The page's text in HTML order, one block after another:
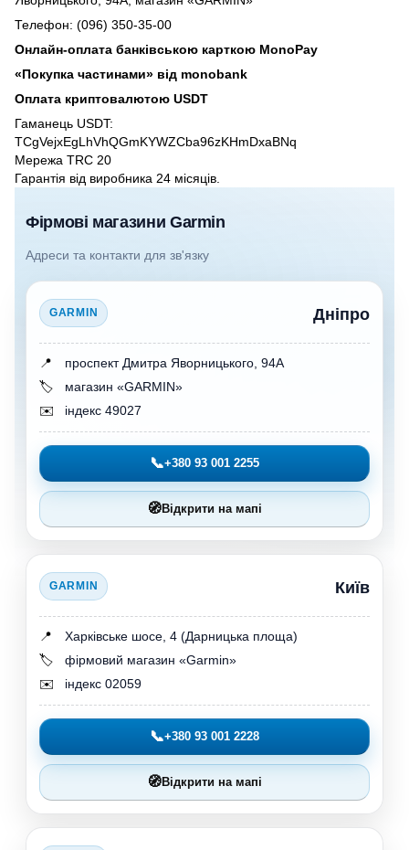
Телефон: (096) 350-35-00
Онлайн-оплата банківською карткою MonoPay
«Покупка частинами» від monobank
Оплата криптовалютою USDT
Гаманець USDT:
TCgVejxEgLhVhQGmKYWZCba96zKHmDxaBNq
Мережа TRC 20
Гарантія від виробника 24 місяців.
Фірмові магазини Garmin
Адреси та контакти для зв'язку
GARMIN Дніпро
📍
проспект Дмитра Яворницького, 94А
🏷️
магазин «GARMIN»
✉️
індекс 49027
📞+380 93 001 2255
🧭Відкрити на мапі
GARMIN Київ
📍
Харківське шосе, 4 (Дарницька площа)
🏷️
фірмовий магазин «Garmin»
✉️
індекс 02059
📞+380 93 001 2228
🧭Відкрити на мапі